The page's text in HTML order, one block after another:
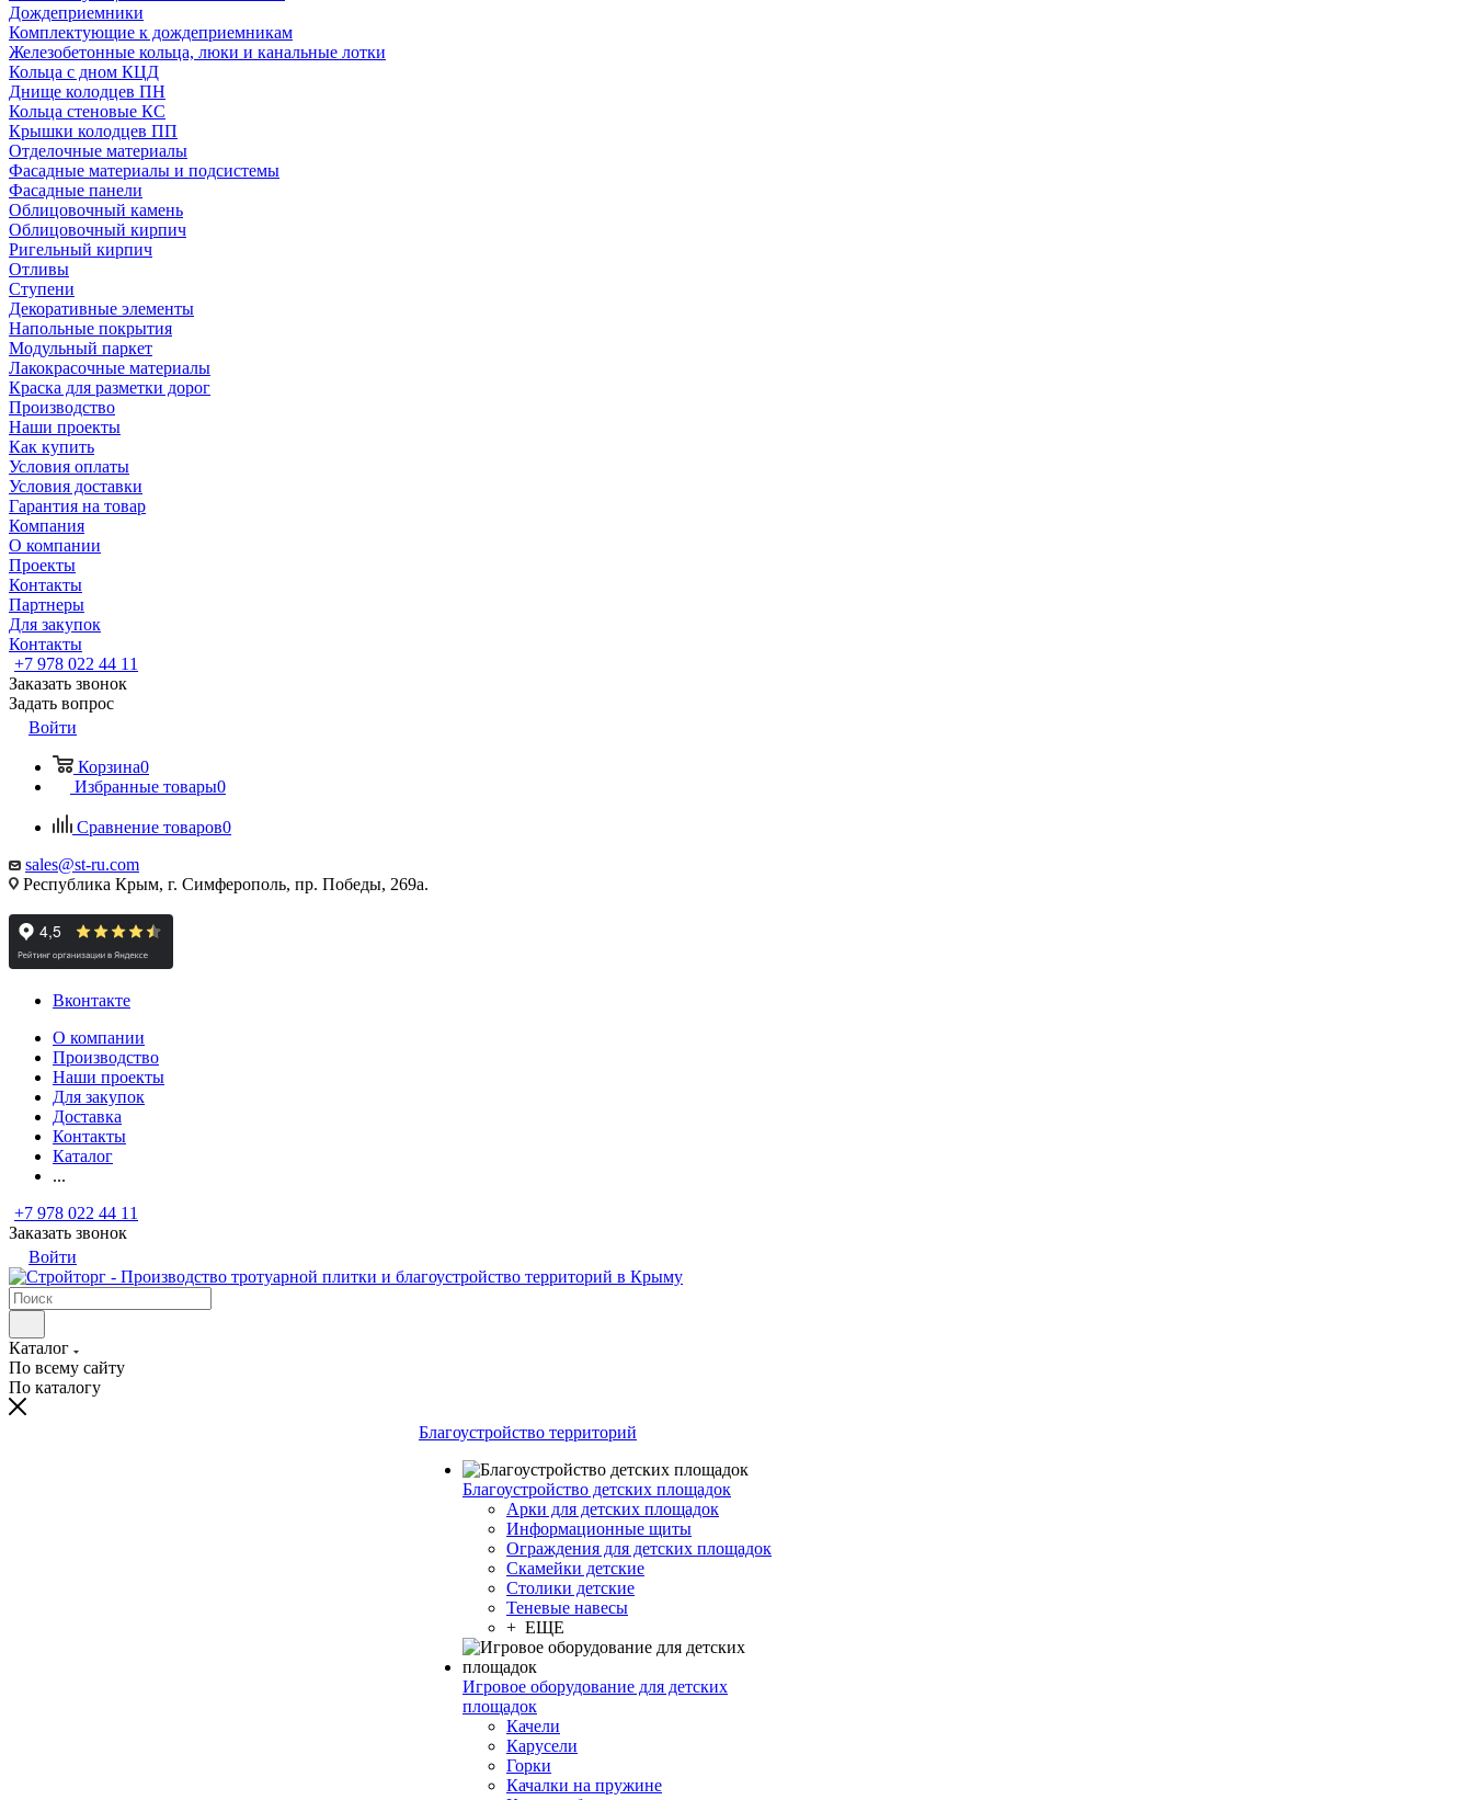
Дождеприемники
Комплектующие к дождеприемникам
Железобетонные кольца, люки и канальные лотки
Кольца с дном КЦД
Днище колодцев ПН
Кольца стеновые КС
Крышки колодцев ПП
Отделочные материалы
Фасадные материалы и подсистемы
Фасадные панели
Облицовочный камень
Облицовочный кирпич
Ригельный кирпич
Отливы
Ступени
Декоративные элементы
Напольные покрытия
Модульный паркет
Лакокрасочные материалы
Краска для разметки дорог
Производство
Наши проекты
Как купить
Условия оплаты
Условия доставки
Гарантия на товар
Компания
О компании
Проекты
Контакты
Партнеры
Для закупок
Контакты
+7 978 022 44 11
Заказать звонок
Задать вопрос
Войти
Корзина0
Избранные товары0
Сравнение товаров0
sales@st-ru.com
Республика Крым, г. Симферополь, пр. Победы, 269а.
Вконтакте
О компании
Производство
Наши проекты
Для закупок
Доставка
Контакты
Каталог
...
+7 978 022 44 11
Заказать звонок
Войти
Каталог
По всему сайту
По каталогу
Благоустройство территорий
Благоустройство детских площадок
Арки для детских площадок
Информационные щиты
Ограждения для детских площадок
Скамейки детские
Столики детские
Теневые навесы
+ ЕЩЕ
Игровое оборудование для детских
площадок
Качели
Карусели
Горки
Качалки на пружине